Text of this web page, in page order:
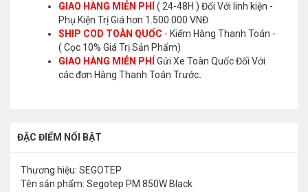
GIAO HÀNG MIỄN PHÍ
( 24-48H ) Đối Với linh kiện -
Phụ Kiện Trị Giá hơn 1.500.000 VNĐ
SHIP COD TOÀN QUỐC - Kiểm Hàng Thanh Toán -
( Cọc 10% Giá Trị Sản Phẩm)
GIAO HÀNG MIỄN PHÍ
Gửi Xe Toàn Quốc Đối Với
các đơn Hàng Thanh Toán Trước.
ĐẶC ĐIỂM NỔI BẬT
Thương hiệu: SEGOTEP
Tên sản phẩm: Segotep PM 850W Black